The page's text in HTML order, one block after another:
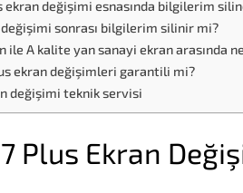
ekran değişimi esnasında bilgilerim
değişimi sonrası bilgilerim silinir mi?
ile A kalite yan sanayi ekran arasında
ekran değişimleri garantili mi?
değişimi teknik servisi
Plus Ekran